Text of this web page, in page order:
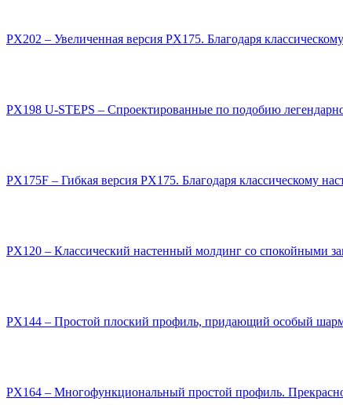
PX202 – Увеличенная версия PX175. Благодаря
PX198 U-STEPS – Спроектированные по подобию
PX175F – Гибкая версия PХ175. Благодаря классическому
PX120 – Классический настенный молдинг со спокойными
PX144 – Простой плоский профиль, придающий особый шарм
PX164 – Многофункциональный простой профиль.